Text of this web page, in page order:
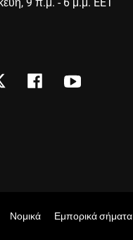
Νομικά Εμπορικά σήματα